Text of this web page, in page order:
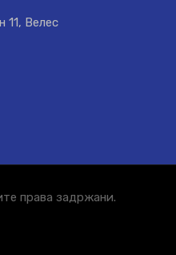
11, Велес
права задржани.